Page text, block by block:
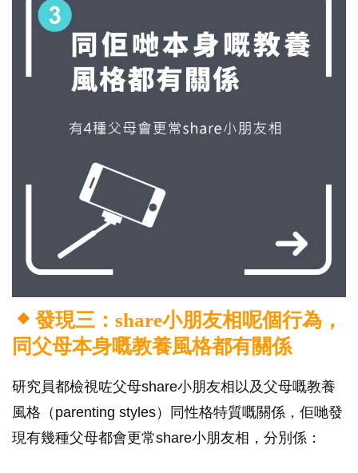
發現三：share小朋友相呢個行為，
同父母本身嘅教養風格都有關係
研究員都檢視咗父母share小朋友相以及父母嘅教養
風格（parenting styles）同性格特質嘅關係，佢哋發
現有幾種父母都會更常share小朋友相，分別係：